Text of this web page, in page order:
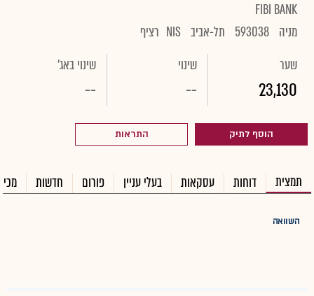
FIBI BANK
מניה 593038 תל-אביב NIS רציף
שער
23,130
שינוי
--
שינוי באג'
--
הוסף לתיק התראות
תמצית דוחות עסקאות בעלי עניין פורום חדשות
השוואה